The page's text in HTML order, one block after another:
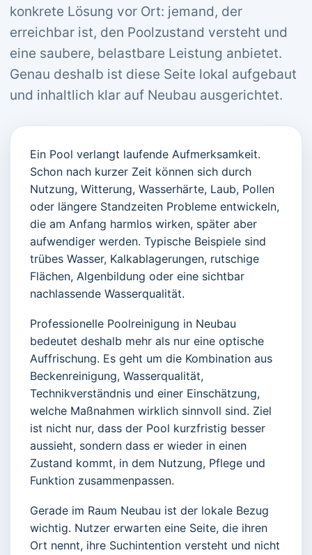
konkrete Lösung vor Ort: jemand, der
erreichbar ist, den Poolzustand versteht und
eine saubere, belastbare Leistung anbietet.
Genau deshalb ist diese Seite lokal aufgebaut
und inhaltlich klar auf Neubau ausgerichtet.
Ein Pool verlangt laufende Aufmerksamkeit.
Schon nach kurzer Zeit können sich durch
Nutzung, Witterung, Wasserhärte, Laub, Pollen
oder längere Standzeiten Probleme entwickeln,
die am Anfang harmlos wirken, später aber
aufwendiger werden. Typische Beispiele sind
trübes Wasser, Kalkablagerungen, rutschige
Flächen, Algenbildung oder eine sichtbar
nachlassende Wasserqualität.
Professionelle Poolreinigung in Neubau
bedeutet deshalb mehr als nur eine optische
Auffrischung. Es geht um die Kombination aus
Beckenreinigung, Wasserqualität,
Technikverständnis und einer Einschätzung,
welche Maßnahmen wirklich sinnvoll sind. Ziel
ist nicht nur, dass der Pool kurzfristig besser
aussieht, sondern dass er wieder in einen
Zustand kommt, in dem Nutzung, Pflege und
Funktion zusammenpassen.
Gerade im Raum Neubau ist der lokale Bezug
wichtig. Nutzer erwarten eine Seite, die ihren
Ort nennt, ihre Suchintention versteht und nicht